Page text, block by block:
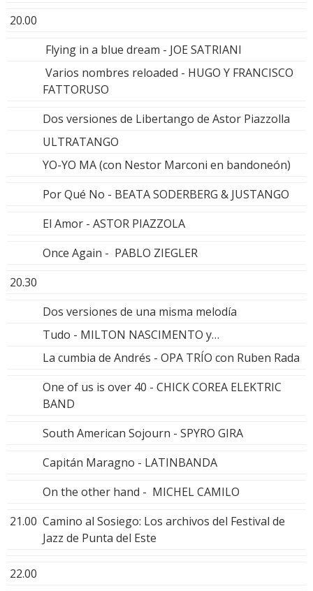
20.00
Flying in a blue dream - JOE SATRIANI
Varios nombres reloaded - HUGO Y FRANCISCO
FATTORUSO
Dos versiones de Libertango de Astor Piazzolla
ULTRATANGO
YO-YO MA (con Nestor Marconi en bandoneón)
Por Qué No - BEATA SODERBERG & JUSTANGO
El Amor - ASTOR PIAZZOLA
Once Again - PABLO ZIEGLER
20.30
Dos versiones de una misma melodía
Tudo - MILTON NASCIMENTO y…
La cumbia de Andrés - OPA TRÍO con Ruben Rada
One of us is over 40 - CHICK COREA ELEKTRIC
BAND
South American Sojourn - SPYRO GIRA
Capitán Maragno - LATINBANDA
On the other hand - MICHEL CAMILO
21.00 Camino al Sosiego: Los archivos del Festival de
Jazz de Punta del Este
22.00